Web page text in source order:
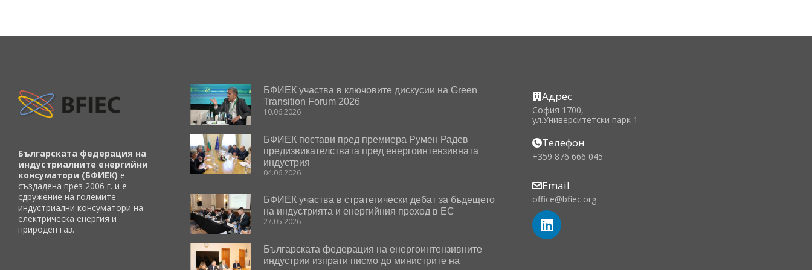
Българската федерация на
индустриалните енергийни
консуматори (БФИЕК) е
създадена през 2006 г. и е
сдружение на големите
индустриални консуматори на
електрическа енергия и
природен газ.
БФИЕК участва в ключовите дискусии на Green
Transition Forum 2026
10.06.2026
БФИЕК постави пред премиера Румен Радев
предизвикателствата пред енергоинтензивната
индустрия
04.06.2026
БФИЕК участва в стратегически дебат за бъдещето
на индустрията и енергийния преход в ЕС
27.05.2026
Българската федерация на енергоинтензивните
индустрии изпрати писмо до министрите на
Адрес
София 1700,
ул.Университетски парк 1
Телефон
+359 876 666 045
Email
office@bfiec.org